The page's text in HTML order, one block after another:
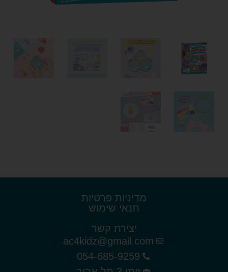
מדיניות פרטיות
תנאי שימוש
יצירת קשר
ac4kidz@gmail.com
054-685-9259